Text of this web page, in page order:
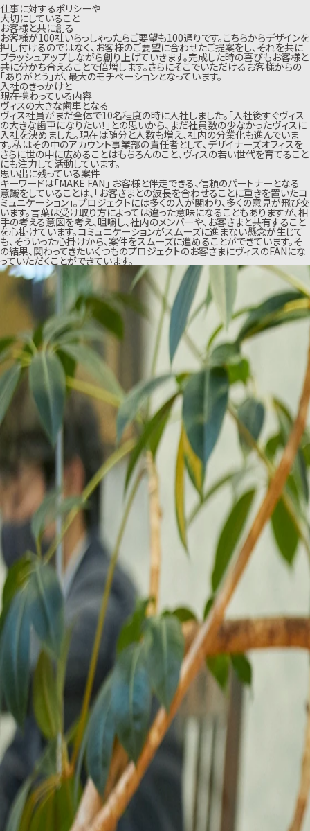
仕事に対するポリシーや
大切にしていること
お客様と共に創る
お客様が100社いらっしゃったらご要望も100通りです。こちらからデザインを
押し付けるのではなく、お客様のご要望に合わせたご提案をし、それを共に
ブラッシュアップしながら創り上げていきます。完成した時の喜びもお客様と
共に分かち合えることで倍増します。さらにそこでいただけるお客様からの
「ありがとう」が、最大のモチベーションとなっています。
入社のきっかけと
現在携わっている内容
ヴィスの大きな歯車となる
ヴィス社員がまだ全体で10名程度の時に入社しました。「入社後すぐヴィス
の大きな歯車になりたい！」との思いから、まだ社員数の少なかったヴィスに
入社を決めました。現在は随分と人数も増え、社内の分業化も進んでいま
す。私はその中のアカウント事業部の責任者として、デザイナーズオフィスを
さらに世の中に広めることはもちろんのこと、ヴィスの若い世代を育てること
にも注力して活動しています。
思い出に残っている案件
キーワードは「MAKE FAN」 お客様と伴走できる、信頼のパートナーとなる
意識をしていることは、「お客さまとの波長を合わせることに重きを置いたコ
ミュニケーション」。プロジェクトには多くの人が関わり、多くの意見が飛び交
います。言葉は受け取り方によっては違った意味になることもありますが、相
手の考える意図を考え、咀嚼し、社内のメンバーや、お客さまと共有すること
を心掛けています。コミュニケーションがスムーズに進まない懸念が生じて
も、そういった心掛けから、案件をスムーズに進めることができています。そ
の結果、関わってきたいくつものプロジェクトのお客さまにヴィスのFANにな
っていただくことができています。